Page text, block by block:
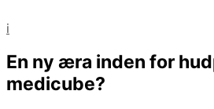
i
En ny æra inden for
medicube?